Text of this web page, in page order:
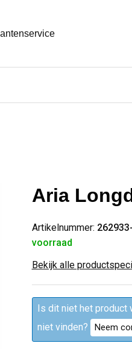
Aria
Artikelnummer:
voorraad
Bekijk alle
Is dit niet het product
niet vinden?
Neem